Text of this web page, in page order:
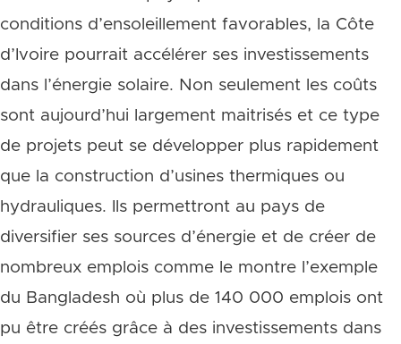
conditions d’ensoleillement favorables, la Côte
d’Ivoire pourrait accélérer ses investissements
dans l’énergie solaire. Non seulement les coûts
sont aujourd’hui largement maitrisés et ce type
de projets peut se développer plus rapidement
que la construction d’usines thermiques ou
hydrauliques. Ils permettront au pays de
diversifier ses sources d’énergie et de créer de
nombreux emplois comme le montre l’exemple
du Bangladesh où plus de 140 000 emplois ont
pu être créés grâce à des investissements dans